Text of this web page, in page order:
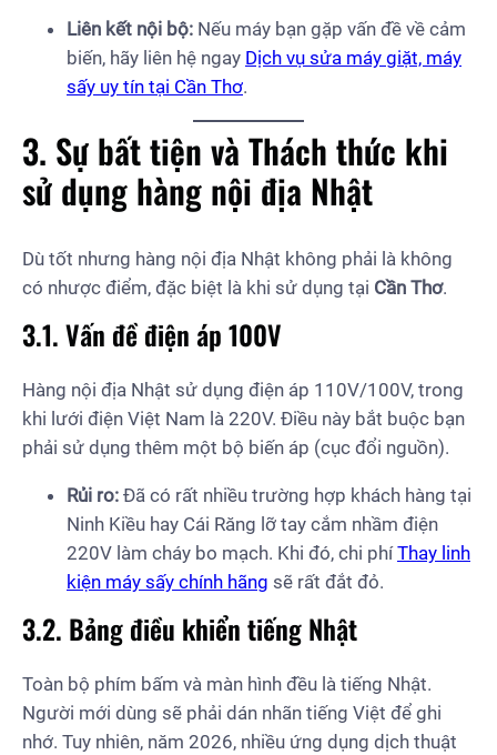
Liên kết nội bộ: Nếu máy bạn gặp vấn đề về cảm
biến, hãy liên hệ ngay Dịch vụ sửa máy giặt, máy
sấy uy tín tại Cần Thơ.
3. Sự bất tiện và Thách thức khi
sử dụng hàng nội địa Nhật
Dù tốt nhưng hàng nội địa Nhật không phải là không
có nhược điểm, đặc biệt là khi sử dụng tại Cần Thơ.
3.1. Vấn đề điện áp 100V
Hàng nội địa Nhật sử dụng điện áp 110V/100V, trong
khi lưới điện Việt Nam là 220V. Điều này bắt buộc bạn
phải sử dụng thêm một bộ biến áp (cục đổi nguồn).
Rủi ro: Đã có rất nhiều trường hợp khách hàng tại
Ninh Kiều hay Cái Răng lỡ tay cắm nhầm điện
220V làm cháy bo mạch. Khi đó, chi phíThay linh
kiện máy sấy chính hãng sẽ rất đắt đỏ.
3.2. Bảng điều khiển tiếng Nhật
Toàn bộ phím bấm và màn hình đều là tiếng Nhật.
Người mới dùng sẽ phải dán nhãn tiếng Việt để ghi
nhớ. Tuy nhiên, năm 2026, nhiều ứng dụng dịch thuật